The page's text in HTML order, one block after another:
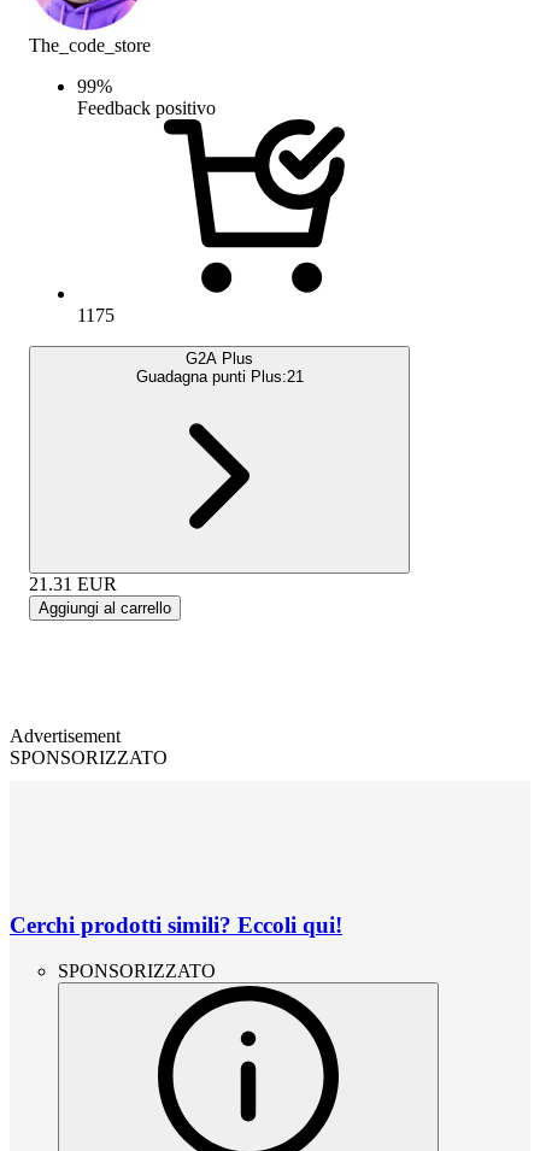
The_code_store
99%
Feedback positivo
1175
G2A Plus
Guadagna punti Plus:21
21.31 EUR
Aggiungi al carrello
Advertisement
SPONSORIZZATO
Cerchi prodotti simili? Eccoli qui!
SPONSORIZZATO